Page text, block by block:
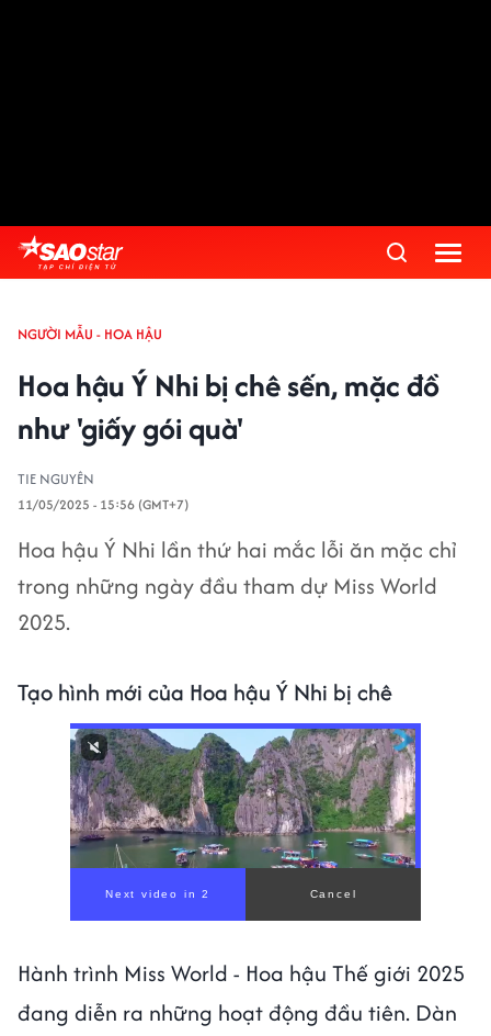
NGƯỜI MẪU - HOA HẬU
Hoa hậu Ý Nhi bị chê sến, mặc đồ
như 'giấy gói quà'
TIE NGUYÊN
11/05/2025 - 15:56 (GMT+7)
Hoa hậu Ý Nhi lần thứ hai mắc lỗi ăn mặc chỉ
trong những ngày đầu tham dự Miss World
2025.
Tạo hình mới của Hoa hậu Ý Nhi bị chê
Hành trình Miss World - Hoa hậu Thế giới 2025
đang diễn ra những hoạt động đầu tiên. Dàn